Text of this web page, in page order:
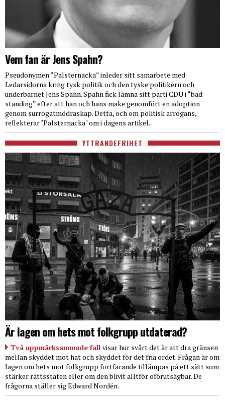
Vem fan är Jens Spahn?
Pseudonymen “Palsternacka” inleder sitt samarbete med
Ledarsidorna kring tysk politik och den tyske politikern och
underbarnet Jens Spahn. Spahn fick lämna sitt parti CDU i “bad
standing” efter att han och hans make genomfört en adoption
genom surrogatmödraskap. Detta, och om politisk arrogans,
reflekterar "Palsternacka" om i dagens artikel.
YTTRANDEFRIHET
Är lagen om hets mot folkgrupp utdaterad?
Två uppmärksammade fall visar hur svårt det är att dra gränsen
mellan skyddet mot hat och skyddet för det fria ordet. Frågan är om
lagen om hets mot folkgrupp fortfarande tillämpas på ett sätt som
stärker rättsstaten eller om den blivit alltför oförutsägbar. De
frågorna ställer sig Edward Nordén.